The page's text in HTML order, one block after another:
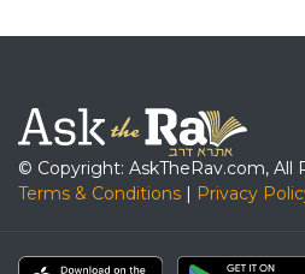
© Copyright: AskTheRav.com, All
Terms & Conditions | Privacy